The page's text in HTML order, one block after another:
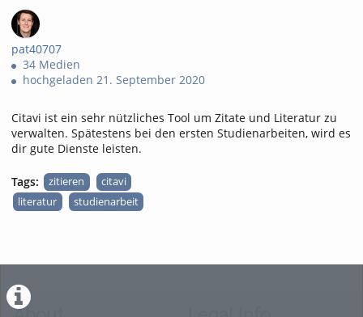
pat40707
34 Medien
hochgeladen 21. September 2020
Citavi ist ein sehr nützliches Tool um Zitate und Literatur zu
verwalten. Spätestens bei den ersten Studienarbeiten, wird es
dir gute Dienste leisten.
Tags: zitieren
citavi
literatur
studienarbeit